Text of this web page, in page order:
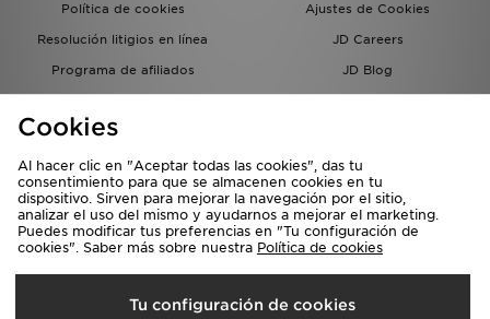
Política de cookies
Ajustes de Cookies
Resolución litigios en línea
JD Careers
Programa de afiliados
JD Blog
del grupo JD - Whistleblowing
Selecciona País
España
Cookies
Al hacer clic en "Aceptar todas las cookies", das tu
consentimiento para que se almacenen cookies en tu
dispositivo. Sirven para mejorar la navegación por el sitio,
analizar el uso del mismo y ayudarnos a mejorar el marketing.
Puedes modificar tus preferencias en "Tu configuración de
cookies". Saber más sobre nuestra Política de cookies
Tu configuración de cookies